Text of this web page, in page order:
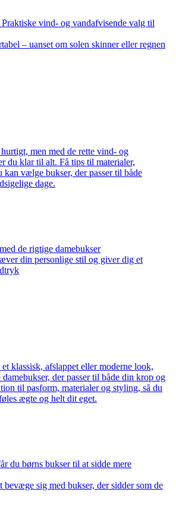
vind- og vandafvisende valg til
– uanset om solen skinner eller regnen
men med de rette vind- og
du klar til alt. Få tips til materialer,
kan vælge bukser, der passer til både
dage.
de rigtige damebukser
din personlige stil og giver dig et
klassisk, afslappet eller moderne look,
der passer til både din krop og
til pasform, materialer og styling, så du
ægte og helt dit eget.
du børns bukser til at sidde mere
sig med bukser, der sidder som de